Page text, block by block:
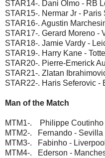
STAR14-. Dani Olmo - RB
STAR15-. Nermar Jr - Paris
STAR16-. Agustin
STAR17-. Gerard Moreno -
STAR18-. Jamie Vardy -
STAR19-. Harry Kane -
STAR20-. Pierre-Emerick
STAR21-. Zlatan
STAR22-. Haris Seferovic -
Man of the Match
MTM1-. Philippe Coutinho
MTM2-. Fernando - Sevilla
MTM3-. Fabinho - Liverpool
MTM4-. Ederson -